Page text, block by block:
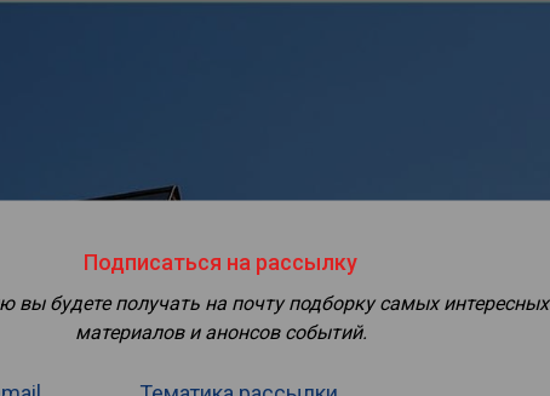
Подписаться на рассылку
вы будете получать на почту подборку самых интересных
материалов и анонсов событий.